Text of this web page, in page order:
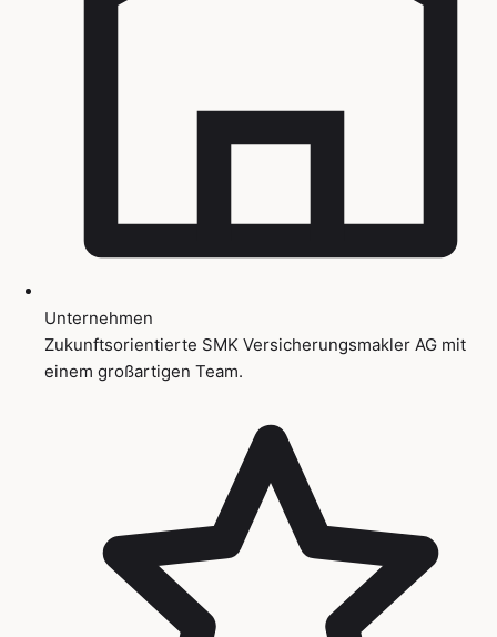
Unternehmen
Zukunftsorientierte SMK Versicherungsmakler AG mit
einem großartigen Team.